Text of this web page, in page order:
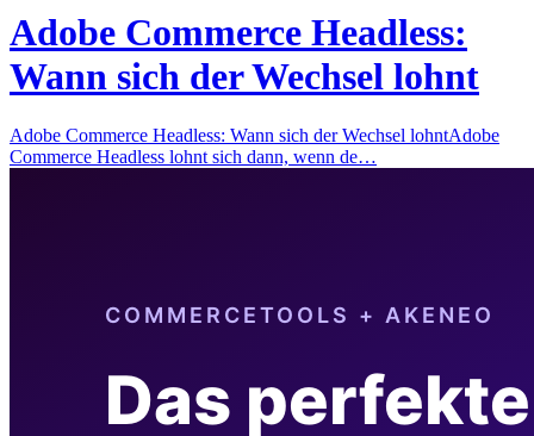
Adobe Commerce Headless:
Wann sich der Wechsel lohnt
Adobe Commerce Headless: Wann sich der Wechsel lohntAdobe
Commerce Headless lohnt sich dann, wenn de…